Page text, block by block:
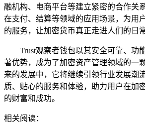
融机构、电商平台等建立紧密的合作关
在支付、结算等领域的应用场景，为用
的服务，让加密货币真正走进人们的日
Trust观察者钱包以其安全可靠、功
著优势，成为了加密资产管理领域的一
来的发展中，它将继续引领行业发展潮
质、贴心的服务和体验，助力用户在加
的财富和成功。
相关阅读：